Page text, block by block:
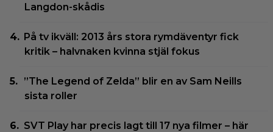
Langdon-skådis
På tv ikväll: 2013 års stora rymdäventyr fick
kritik – halvnaken kvinna stjäl fokus
”The Legend of Zelda” blir en av Sam Neills
sista roller
SVT Play har precis lagt till 17 nya filmer – här